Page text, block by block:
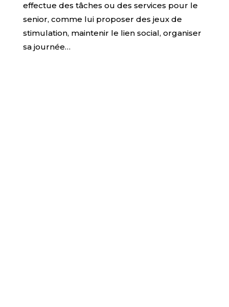
effectue des tâches ou des services pour le
senior, comme lui proposer des jeux de
stimulation, maintenir le lien social, organiser
sa journée…